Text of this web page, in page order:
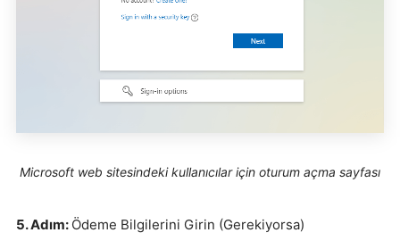
Microsoft web sitesindeki kullanıcılar için oturum açma sayfası
5. Adım: Ödeme Bilgilerini Girin (Gerekiyorsa)